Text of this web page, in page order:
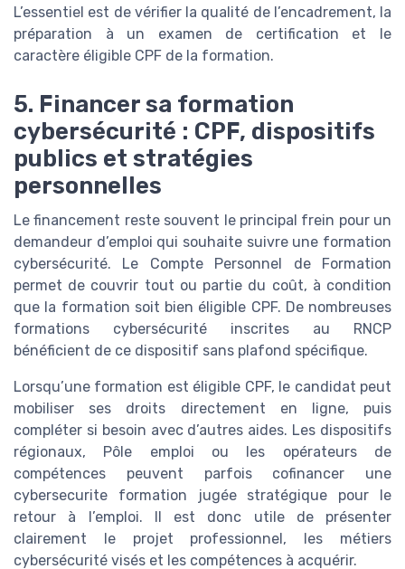
L’essentiel est de vérifier la qualité de l’encadrement, la
préparation à un examen de certification et le
caractère éligible CPF de la formation.
5. Financer sa formation
cybersécurité : CPF, dispositifs
publics et stratégies
personnelles
Le financement reste souvent le principal frein pour un
demandeur d’emploi qui souhaite suivre une formation
cybersécurité. Le Compte Personnel de Formation
permet de couvrir tout ou partie du coût, à condition
que la formation soit bien éligible CPF. De nombreuses
formations cybersécurité inscrites au RNCP
bénéficient de ce dispositif sans plafond spécifique.
Lorsqu’une formation est éligible CPF, le candidat peut
mobiliser ses droits directement en ligne, puis
compléter si besoin avec d’autres aides. Les dispositifs
régionaux, Pôle emploi ou les opérateurs de
compétences peuvent parfois cofinancer une
cybersecurite formation jugée stratégique pour le
retour à l’emploi. Il est donc utile de présenter
clairement le projet professionnel, les métiers
cybersécurité visés et les compétences à acquérir.